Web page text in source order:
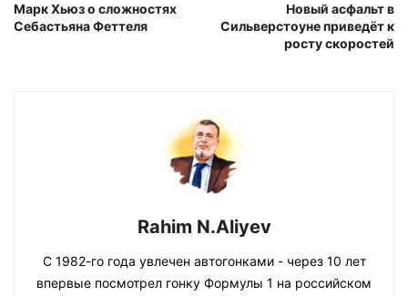
Марк Хьюз о сложностях
Себастьяна Феттеля
Новый асфальт в
Сильверстоуне приведёт к
росту скоростей
Rahim N.Aliyev
С 1982-го года увлечен автогонками - через 10 лет
впервые посмотрел гонку Формулы 1 на российском